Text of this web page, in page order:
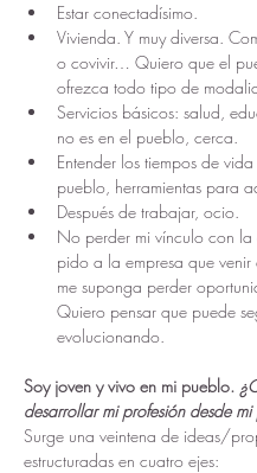
Estar conectadísimo.
Vivienda. Y muy diversa.
o covivir… Quiero que el
ofrezca todo tipo de
Servicios básicos: salud,
no es en el pueblo, cerca.
Entender los tiempos de
pueblo, herramientas para
Después de trabajar, ocio.
No perder mi vínculo con la
pido a la empresa que
me suponga perder
Quiero pensar que puede
evolucionando.
Soy joven y vivo en mi pueblo.
desarrollar mi profesión desde
Surge una veintena de ideas/
estructuradas en cuatro ejes: